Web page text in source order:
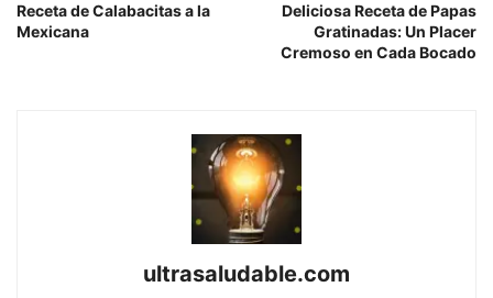
Receta de Calabacitas a la
Mexicana
Deliciosa Receta de Papas
Gratinadas: Un Placer
Cremoso en Cada Bocado
ultrasaludable.com